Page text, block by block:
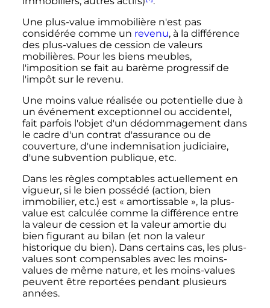
Une plus-value immobilière n'est pas
considérée comme un revenu, à la différence
des plus-values de cession de valeurs
mobilières. Pour les biens meubles,
l'imposition se fait au barème progressif de
l'impôt sur le revenu.
Une moins value réalisée ou potentielle due à
un événement exceptionnel ou accidentel,
fait parfois l'objet d'un dédommagement dans
le cadre d'un contrat d'assurance ou de
couverture, d'une indemnisation judiciaire,
d'une subvention publique, etc.
Dans les règles comptables actuellement en
vigueur, si le bien possédé (action, bien
immobilier, etc.) est « amortissable », la plus-
value est calculée comme la différence entre
la valeur de cession et la valeur amortie du
bien figurant au bilan (et non la valeur
historique du bien). Dans certains cas, les plus-
values sont compensables avec les moins-
values de même nature, et les moins-values
peuvent être reportées pendant plusieurs
années.